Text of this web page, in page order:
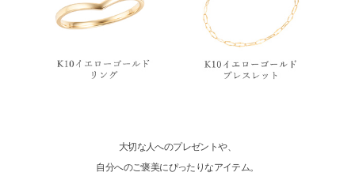
大切な人へのプレゼントや、
自分へのご褒美にぴったりなアイテム。